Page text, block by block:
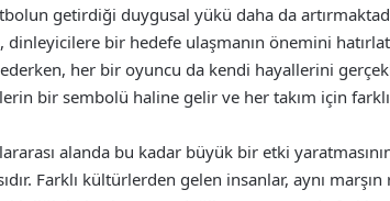
getirdiği duygusal yükü daha da
bir hedefe ulaşmanın önemini
her bir oyuncu da kendi hayallerini
bir sembolü haline gelir ve her takım için
alanda bu kadar büyük bir etki
Farklı kültürlerden gelen insanlar, aynı marşın